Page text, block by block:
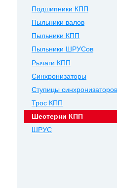
Подшипники КПП
Пыльники валов
Пыльники КПП
Пыльники ШРУСов
Рычаги КПП
Синхронизаторы
Ступицы синхронизаторов
Трос КПП
Шестерни КПП
ШРУС